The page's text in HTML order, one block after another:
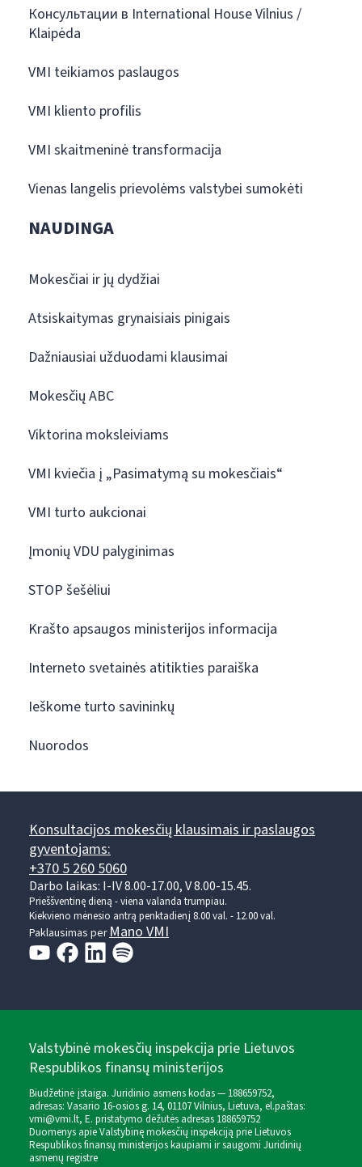
Консультации в International House Vilnius /
Klaipėda
VMI teikiamos paslaugos
VMI kliento profilis
VMI skaitmeninė transformacija
Vienas langelis prievolėms valstybei sumokėti
NAUDINGA
Mokesčiai ir jų dydžiai
Atsiskaitymas grynaisiais pinigais
Dažniausiai užduodami klausimai
Mokesčių ABC
Viktorina moksleiviams
VMI kviečia į „Pasimatymą su mokesčiais“
VMI turto aukcionai
Įmonių VDU palyginimas
STOP šešėliui
Krašto apsaugos ministerijos informacija
Interneto svetainės atitikties paraiška
Ieškome turto savininkų
Nuorodos
Konsultacijos mokesčių klausimais ir paslaugos
gyventojams:
+370 5 260 5060
Darbo laikas: I-IV 8.00-17.00, V 8.00-15.45.
Prieššventinę dieną - viena valanda trumpiau.
Kiekvieno mėnesio antrą penktadienį 8.00 val. - 12.00 val.
Paklausimas perMano VMI
Valstybinė mokesčių inspekcija prie Lietuvos
Respublikos finansų ministerijos
Biudžetinė įstaiga. Juridinio asmens kodas — 188659752,
adresas: Vasario 16-osios g. 14, 01107 Vilnius, Lietuva, el.paštas:
vmi@vmi.lt, E. pristatymo dėžutės adresas 188659752
Duomenys apie Valstybinę mokesčių inspekciją prie Lietuvos
Respublikos finansų ministerijos kaupiami ir saugomi Juridinių
asmenų registre